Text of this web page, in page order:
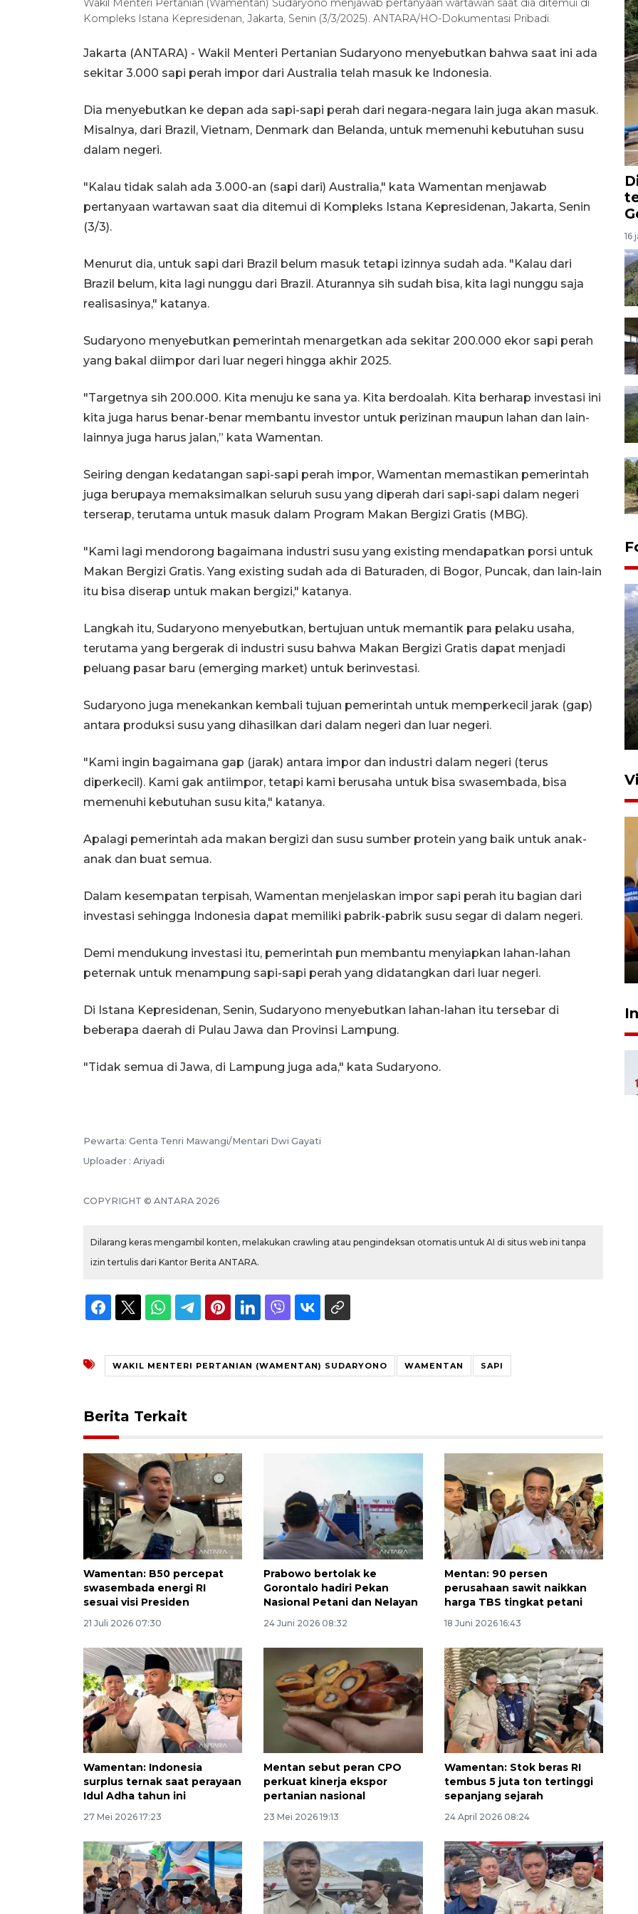
Wakil Menteri Pertanian (Wamentan) Sudaryono menjawab pertanyaan wartawan saat dia ditemui di
Kompleks Istana Kepresidenan, Jakarta, Senin (3/3/2025). ANTARA/HO-Dokumentasi Pribadi.
Jakarta (ANTARA) - Wakil Menteri Pertanian Sudaryono menyebutkan bahwa saat ini ada
sekitar 3.000 sapi perah impor dari Australia telah masuk ke Indonesia.
Dia menyebutkan ke depan ada sapi-sapi perah dari negara-negara lain juga akan masuk.
Misalnya, dari Brazil, Vietnam, Denmark dan Belanda, untuk memenuhi kebutuhan susu
dalam negeri.
"Kalau tidak salah ada 3.000-an (sapi dari) Australia," kata Wamentan menjawab
pertanyaan wartawan saat dia ditemui di Kompleks Istana Kepresidenan, Jakarta, Senin
(3/3).
Menurut dia, untuk sapi dari Brazil belum masuk tetapi izinnya sudah ada. "Kalau dari
Brazil belum, kita lagi nunggu dari Brazil. Aturannya sih sudah bisa, kita lagi nunggu saja
realisasinya," katanya.
Sudaryono menyebutkan pemerintah menargetkan ada sekitar 200.000 ekor sapi perah
yang bakal diimpor dari luar negeri hingga akhir 2025.
"Targetnya sih 200.000. Kita menuju ke sana ya. Kita berdoalah. Kita berharap investasi ini
kita juga harus benar-benar membantu investor untuk perizinan maupun lahan dan lain-
lainnya juga harus jalan,” kata Wamentan.
Seiring dengan kedatangan sapi-sapi perah impor, Wamentan memastikan pemerintah
juga berupaya memaksimalkan seluruh susu yang diperah dari sapi-sapi dalam negeri
terserap, terutama untuk masuk dalam Program Makan Bergizi Gratis (MBG).
"Kami lagi mendorong bagaimana industri susu yang existing mendapatkan porsi untuk
Makan Bergizi Gratis. Yang existing sudah ada di Baturaden, di Bogor, Puncak, dan lain-lain
itu bisa diserap untuk makan bergizi," katanya.
Langkah itu, Sudaryono menyebutkan, bertujuan untuk memantik para pelaku usaha,
terutama yang bergerak di industri susu bahwa Makan Bergizi Gratis dapat menjadi
peluang pasar baru (emerging market) untuk berinvestasi.
Sudaryono juga menekankan kembali tujuan pemerintah untuk memperkecil jarak (gap)
antara produksi susu yang dihasilkan dari dalam negeri dan luar negeri.
"Kami ingin bagaimana gap (jarak) antara impor dan industri dalam negeri (terus
diperkecil). Kami gak antiimpor, tetapi kami berusaha untuk bisa swasembada, bisa
memenuhi kebutuhan susu kita," katanya.
Apalagi pemerintah ada makan bergizi dan susu sumber protein yang baik untuk anak-
anak dan buat semua.
Dalam kesempatan terpisah, Wamentan menjelaskan impor sapi perah itu bagian dari
investasi sehingga Indonesia dapat memiliki pabrik-pabrik susu segar di dalam negeri.
Demi mendukung investasi itu, pemerintah pun membantu menyiapkan lahan-lahan
peternak untuk menampung sapi-sapi perah yang didatangkan dari luar negeri.
Di Istana Kepresidenan, Senin, Sudaryono menyebutkan lahan-lahan itu tersebar di
beberapa daerah di Pulau Jawa dan Provinsi Lampung.
"Tidak semua di Jawa, di Lampung juga ada," kata Sudaryono.
Pewarta: Genta Tenri Mawangi/Mentari Dwi Gayati
Uploader : Ariyadi
COPYRIGHT © ANTARA 2026
Dilarang keras mengambil konten, melakukan crawling atau pengindeksan otomatis untuk AI di situs web ini tanpa
izin tertulis dari Kantor Berita ANTARA.
WAKIL MENTERI PERTANIAN (WAMENTAN) SUDARYONO WAMENTAN SAPI
Berita Terkait
Wamentan: B50 percepat
swasembada energi RI
sesuai visi Presiden
21 Juli 2026 07:30
Prabowo bertolak ke
Gorontalo hadiri Pekan
Nasional Petani dan Nelayan
24 Juni 2026 08:32
Mentan: 90 persen
perusahaan sawit naikkan
harga TBS tingkat petani
18 Juni 2026 16:43
Wamentan: Indonesia
surplus ternak saat perayaan
Idul Adha tahun ini
27 Mei 2026 17:23
Mentan sebut peran CPO
perkuat kinerja ekspor
pertanian nasional
23 Mei 2026 19:13
Wamentan: Stok beras RI
tembus 5 juta ton tertinggi
sepanjang sejarah
24 April 2026 08:24
16
Penyusutan debit air Sungai
Batang Tembesi di Jambi
3 Agustus 2026 10:57
Yudo Margono ajak
ketahanan pangan nasional
Ekonomi triwulan II-2026
tumbuh 5,29 persen
2026-08-06 18:45:00